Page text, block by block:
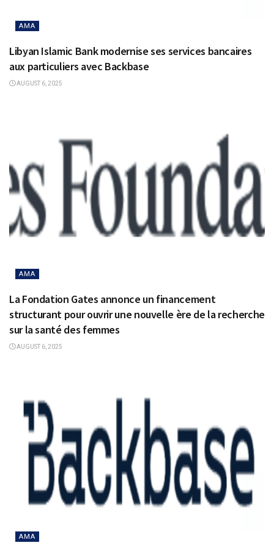
AMA
Libyan Islamic Bank modernise ses services bancaires
aux particuliers avec Backbase
AUGUST 6, 2025
AMA
La Fondation Gates annonce un financement
structurant pour ouvrir une nouvelle ère de la recherche
sur la santé des femmes
AUGUST 6, 2025
AMA